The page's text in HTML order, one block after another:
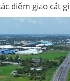
điểm giao cắt